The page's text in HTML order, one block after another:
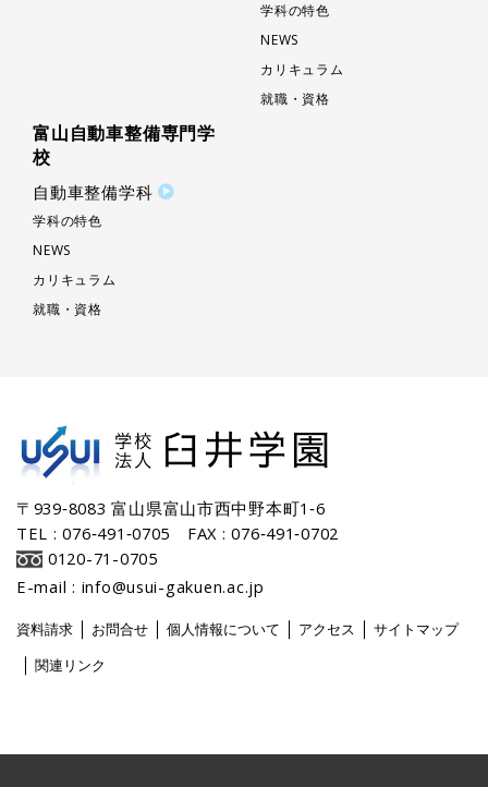
学科の特色
NEWS
カリキュラム
就職・資格
富山自動車整備専門学
校
自動車整備学科
学科の特色
NEWS
カリキュラム
就職・資格
〒939‐8083 富山県富山市西中野本町1‐6
TEL : 076‐491‐0705 FAX : 076‐491‐0702
0120-71-0705
E-mail : info@usui-gakuen.ac.jp
資料請求 ｜ お問合せ ｜ 個人情報について ｜ アクセス ｜ サイトマップ
｜ 関連リンク